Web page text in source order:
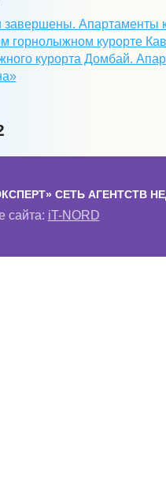
Апартаменты
горнолыжном курорте
курорта Домбай.
СЕТЬ АГЕНТСТВ
сайта: iT-NORD